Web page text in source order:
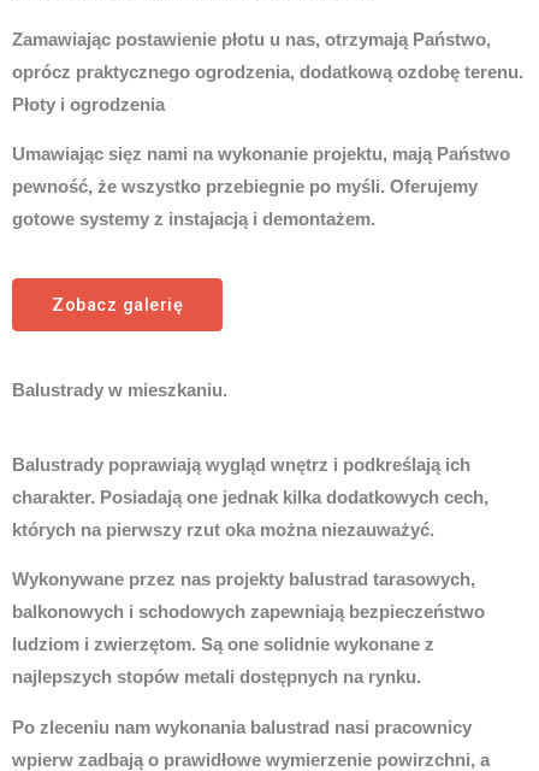
Zamawiając postawienie płotu u nas, otrzymają Państwo,
oprócz praktycznego ogrodzenia, dodatkową ozdobę terenu.
Płoty i ogrodzenia
Umawiając sięz nami na wykonanie projektu, mają Państwo
pewność, że wszystko przebiegnie po myśli. Oferujemy
gotowe systemy z instajacją i demontażem.
Zobacz galerię
Balustrady w mieszkaniu.
Balustrady poprawiają wygląd wnętrz i podkreślają ich
charakter. Posiadają one jednak kilka dodatkowych cech,
których na pierwszy rzut oka można niezauważyć.
Wykonywane przez nas projekty balustrad tarasowych,
balkonowych i schodowych zapewniają bezpieczeństwo
ludziom i zwierzętom. Są one solidnie wykonane z
najlepszych stopów metali dostępnych na rynku.
Po zleceniu nam wykonania balustrad nasi pracownicy
wpierw zadbają o prawidłowe wymierzenie powirzchni, a